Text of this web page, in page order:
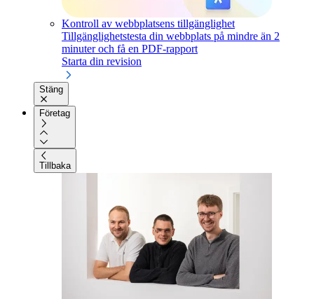
Kontroll av webbplatsens tillgänglighet
Tillgänglighetstesta din webbplats på mindre än 2
minuter och få en PDF-rapport
Starta din revision
Stäng
Företag
Tillbaka